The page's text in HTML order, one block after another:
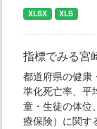
XLSX XLS
指標でみる宮
都道府県の健康
準化死亡率、平
童・生徒の体位
療保険）に関す